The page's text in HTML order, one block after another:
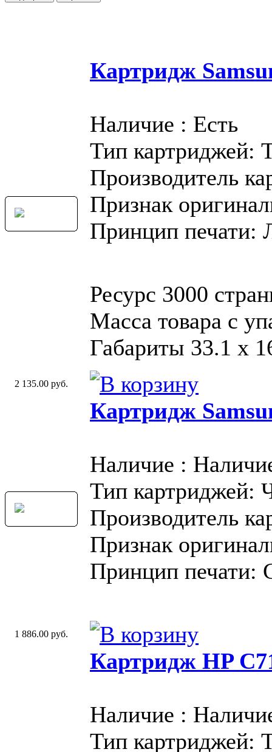
Картридж
Наличие : Есть
Тип картриджей:
Производитель
Признак
Принцип печати:
Ресурс 3000
Масса товара с
Габариты 33.1 х
2 135.00 руб.
Картридж
Наличие :
Тип картриджей:
Производитель
Признак
Принцип печати:
1 886.00 руб.
Картридж HP
Наличие :
Тип картриджей: